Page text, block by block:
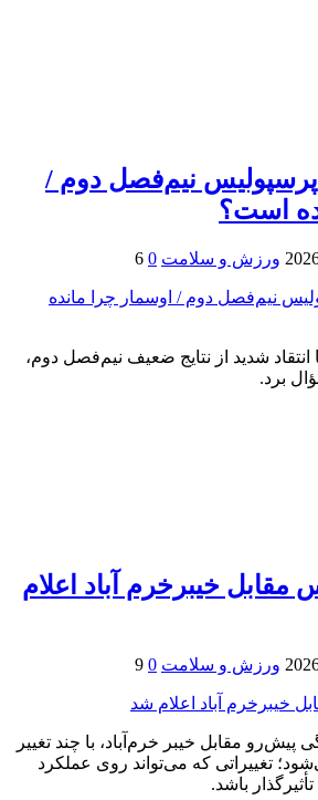
نیم‌فصل دوم /
است؟
ورزش و سلامت 0
6
شدید از نتایج ضعیف نیم‌فصل دوم،
برد.
مقابل خیبرخرم آباد اعلام
ورزش و سلامت 0
9
پیش‌رو مقابل خیبر خرم‌آباد، با چند تغییر
تغییراتی که می‌تواند روی عملکرد
باشد.